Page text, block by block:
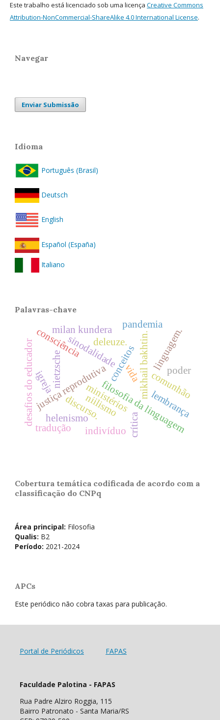
Este trabalho está licenciado sob uma licença Creative Commons
Attribution-NonCommercial-ShareAlike 4.0 International License.
Navegar
Enviar Submissão
Idioma
Português (Brasil)
Deutsch
English
Español (España)
Italiano
Palavras-chave
justiça reprodutiva
discurso.
sinodalidade
ministérios
conceitos
filosofia da linguagem
mikhail bakhtin.
helenismo
vida
nietzsche comunhão
niilismo
deleuze.
consciência
crítica
linguagem.
igreja
desafios do educador
milan kundera
indivíduo
lembrança
poder
tradução
pandemia
Cobertura temática codificada de acordo com a
classificação do CNPq
Área principal: Filosofia
Qualis: B2
Período: 2021-2024
APCs
Este periódico não cobra taxas para publicação.
Portal de Periódicos FAPAS
Faculdade Palotina - FAPAS
Rua Padre Alziro Roggia, 115
Bairro Patronato - Santa Maria/RS